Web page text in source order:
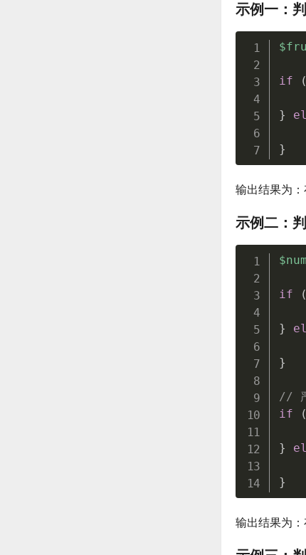
示例一：
if (
}
}
输出结果为：
示例二：
if (
}
}
//
if
(
}
}
输出结果为：